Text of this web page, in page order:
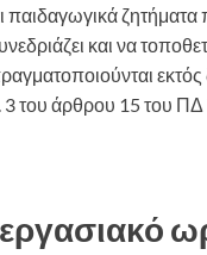
παιδαγωγικά
και να
3 του άρθρου 15 του
εργασιακό